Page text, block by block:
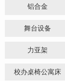
铝合金
舞台设备
力亚架
校办桌椅公寓床